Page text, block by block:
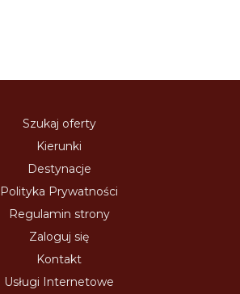
Szukaj oferty
Kierunki
Destynacje
Polityka Prywatności
Regulamin strony
Zaloguj się
Kontakt
Usługi Internetowe